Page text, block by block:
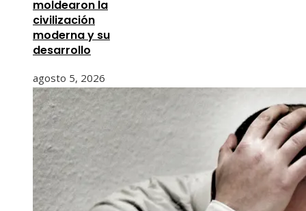
moldearon la
civilización
moderna y su
desarrollo
agosto 5, 2026